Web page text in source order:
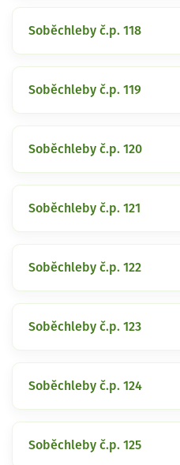
Soběchleby č.p. 118
Soběchleby č.p. 119
Soběchleby č.p. 120
Soběchleby č.p. 121
Soběchleby č.p. 122
Soběchleby č.p. 123
Soběchleby č.p. 124
Soběchleby č.p. 125